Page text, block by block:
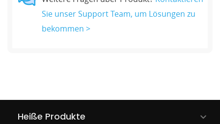
Sie unser Support Team, um Lösungen zu
bekommen >
Heiße Produkte